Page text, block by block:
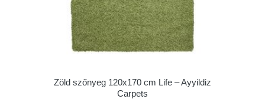
Zöld szőnyeg 120x170 cm Life – Ayyildiz
Carpets